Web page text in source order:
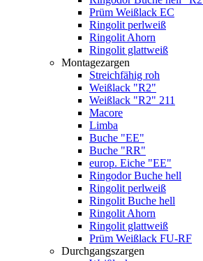
Prüm Weißlack EC
Ringolit perlweiß
Ringolit Ahorn
Ringolit glattweiß
Montagezargen
Streichfähig roh
Weißlack "R2"
Weißlack "R2" 211
Macore
Limba
Buche "EE"
Buche "RR"
europ. Eiche "EE"
Ringodor Buche hell
Ringolit perlweiß
Ringolit Buche hell
Ringolit Ahorn
Ringolit glattweiß
Prüm Weißlack FU-RF
Durchgangszargen